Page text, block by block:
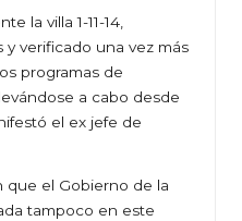
la villa 1-11-14,
verificado una vez más
programas de
a cabo desde
el ex jefe de
que el Gobierno de la
tampoco en este